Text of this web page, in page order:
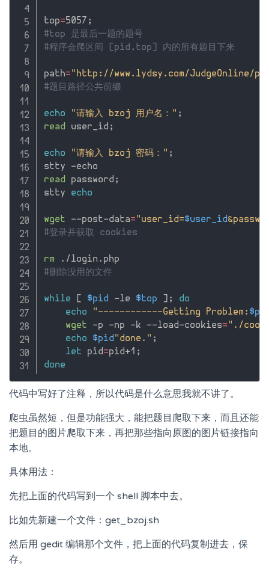
top=5057 ;
#top 是最后一题的题号
#程序会爬区间 [pid,top] 内的所有题目下来
path= "http://www.lydsy.com/JudgeOnline/
#题目路径公共前缀
echo "请输入 bzoj 用户名：" ;
read user_id ;
echo "请输入 bzoj 密码：" ;
read password ;
stty echo
wget --post-data= "user_id=$user_id
#登录并获取 cookies
rm
#删除没用的文件
while [ $pid -le $top ] ;
do
echo
"------------Getting Problem:
wget -p -np -k --load-cookies= "./
echo
$pid "done." ;
let pid=pid+1 ;
done
代码中写好了注释，所以代码是什么意思我就不讲了。
爬虫虽然短，但是功能强大，能把题目爬取下来，而且还能
把题目的图片爬取下来，再把那些指向原图的图片链接指向
本地。
具体用法：
先把上面的代码写到一个 shell 脚本中去。
比如先新建一个文件：get_bzoj.sh
然后用 gedit 编辑那个文件，把上面的代码复制进去，保
存。